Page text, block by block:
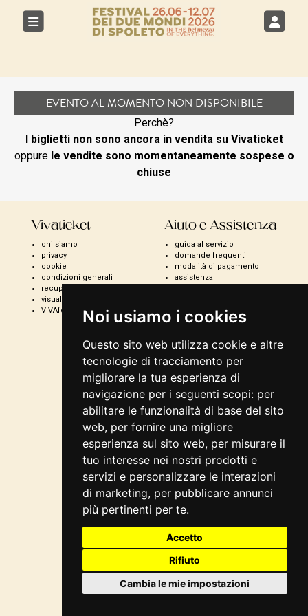
Noi usiamo i cookies
Questo sito web utilizza cookie e altre
tecnologie di tracciamento per
migliorare la tua esperienza di
navigazione per i seguenti scopi: per
abilitare le funzionalità di base del sito
web, per fornire una migliore
esperienza sul sito web, per misurare il
tuo interesse nei nostri prodotti e
servizi e personalizzare le interazioni
di marketing, per pubblicare annunci
più pertinenti per te.
Accetto
Rifiuto
Cambia le mie impostazioni
EVENTO AL MOMENTO NON DISPONIBILE
Perchè?
I biglietti non sono ancora in vendita su Vivaticket
oppure le vendite sono momentaneamente sospese o
chiuse
Vivaticket
chi siamo
privacy
cookie
condizioni generali
recupero prenotazioni
visualizza ricevuta
VIVAforVoucher
Aiuto e Assistenza
guida al servizio
domande frequenti
modalità di pagamento
assistenza
scelta spettacoli in
abbonamento